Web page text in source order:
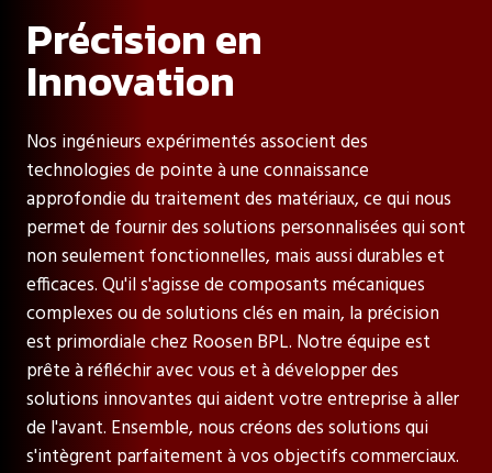
Précision en
Innovation
Nos ingénieurs expérimentés associent des
technologies de pointe à une connaissance
approfondie du traitement des matériaux, ce qui nous
permet de fournir des solutions personnalisées qui sont
non seulement fonctionnelles, mais aussi durables et
efficaces. Qu'il s'agisse de composants mécaniques
complexes ou de solutions clés en main, la précision
est primordiale chez Roosen BPL. Notre équipe est
prête à réfléchir avec vous et à développer des
solutions innovantes qui aident votre entreprise à aller
de l'avant. Ensemble, nous créons des solutions qui
s'intègrent parfaitement à vos objectifs commerciaux.